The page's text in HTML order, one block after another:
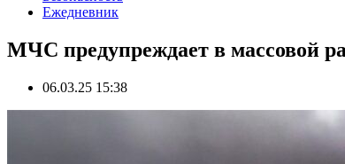
Ежедневник
МЧС предупреждает в массовой
06.03.25 15:38